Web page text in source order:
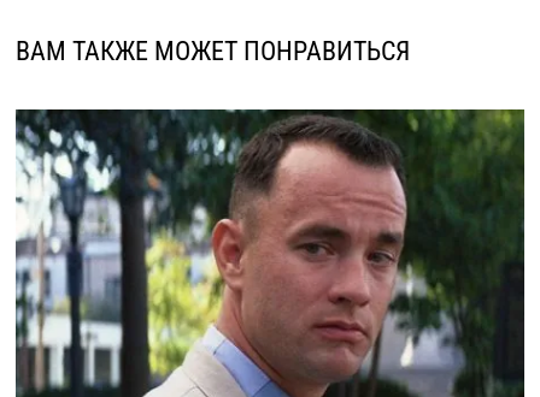
ВАМ ТАКЖЕ МОЖЕТ ПОНРАВИТЬСЯ